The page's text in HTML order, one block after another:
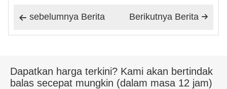
 sebelumnya Berita 
Berikutnya Berita
Dapatkan harga terkini? Kami akan bertindak
balas secepat mungkin (dalam masa 12 jam)